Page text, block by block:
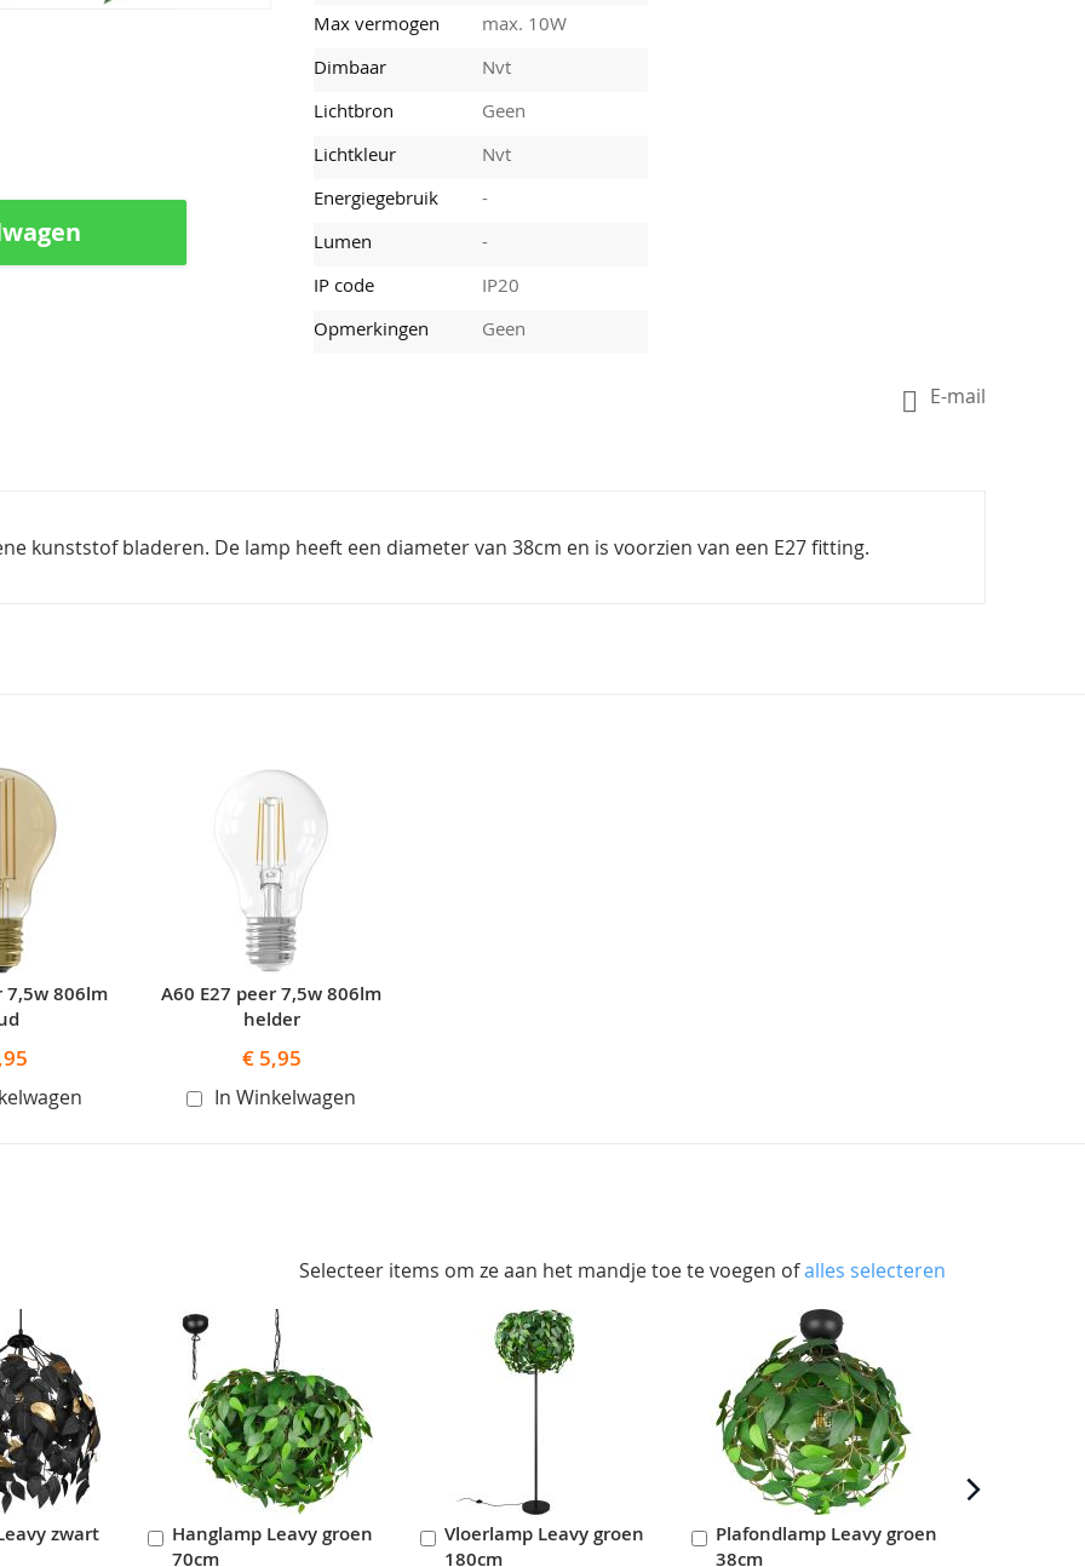
Max vermogen
max. 10W
Dimbaar
Nvt
Lichtbron
Geen
Lichtkleur
Nvt
Energiegebruik
-
Lumen
-
IP code
IP20
Opmerkingen
Geen
E-mail
kunststof bladeren. De lamp heeft een diameter van 38cm en is voorzien van een E27 fitting.
7,5w 806lm
A60 E27 peer 7,5w 806lm
helder
€ 5,95
In Winkelwagen
Selecteer items om ze aan het mandje toe te voegen ofalles selecteren
zwart
Hanglamp Leavy groen
70cm
In
Vloerlamp Leavy groen
180cm
In
Plafondlamp Leavy groen
38cm
In